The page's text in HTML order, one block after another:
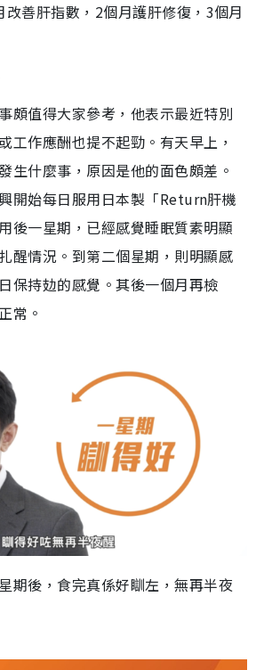
善肝指數，2個月護肝修復，3個月
頗值得大家參考，他表示最近特別
工作應酬也提不起勁。有天早上，
生什麼事，原因是他的面色頗差。
開始每日服用日本製「Return肝機
後一星期，已經感覺睡眠質素明顯
醒情況。到第二個星期，則明顯感
保持攰的感覺。其後一個月再檢
常。
期後，食完真係好瞓左，無再半夜